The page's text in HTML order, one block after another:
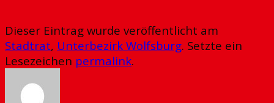
Dieser Eintrag wurde veröffentlicht am
Stadtrat, Unterbezirk Wolfsburg. Setzte ein
Lesezeichen permalink.